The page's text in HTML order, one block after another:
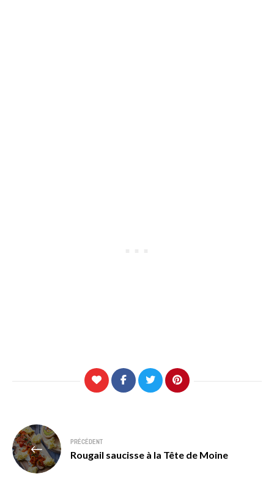
Navigation
de
l’article
PRÉCÉDENT
Rougail saucisse à la Tête de Moine